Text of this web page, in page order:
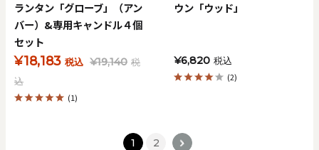
ランタン「グローブ」（アン
バー）&専用キャンドル４個
セット
¥18,183 税込 ¥19,140 税
込
(1)
ウン「ウッド」
¥6,820 税込
(2)
1 2 >